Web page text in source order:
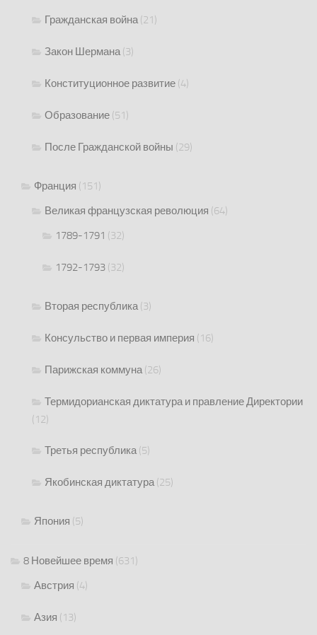
Гражданская война(21)
Закон Шермана(3)
Конституционное развитие (4)
Образование (51)
После Гражданской войны (29)
Франция (151)
Великая французская революция (64)
1789-1791 (32)
1792-1793 (32)
Вторая республика(3)
Консульство и первая империя (16)
Парижская коммуна(26)
Термидорианская диктатура и правление Директории
(12)
Третья республика(5)
Якобинская диктатура(25)
Япония (5)
8 Новейшее время (631)
Австрия (4)
Азия (13)